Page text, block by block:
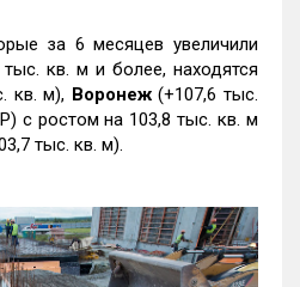
за 6 месяцев увеличили
кв. м и более, находятся
кв. м), Воронеж(+107,6 тыс.
с ростом на 103,8 тыс. кв. м
тыс. кв. м).